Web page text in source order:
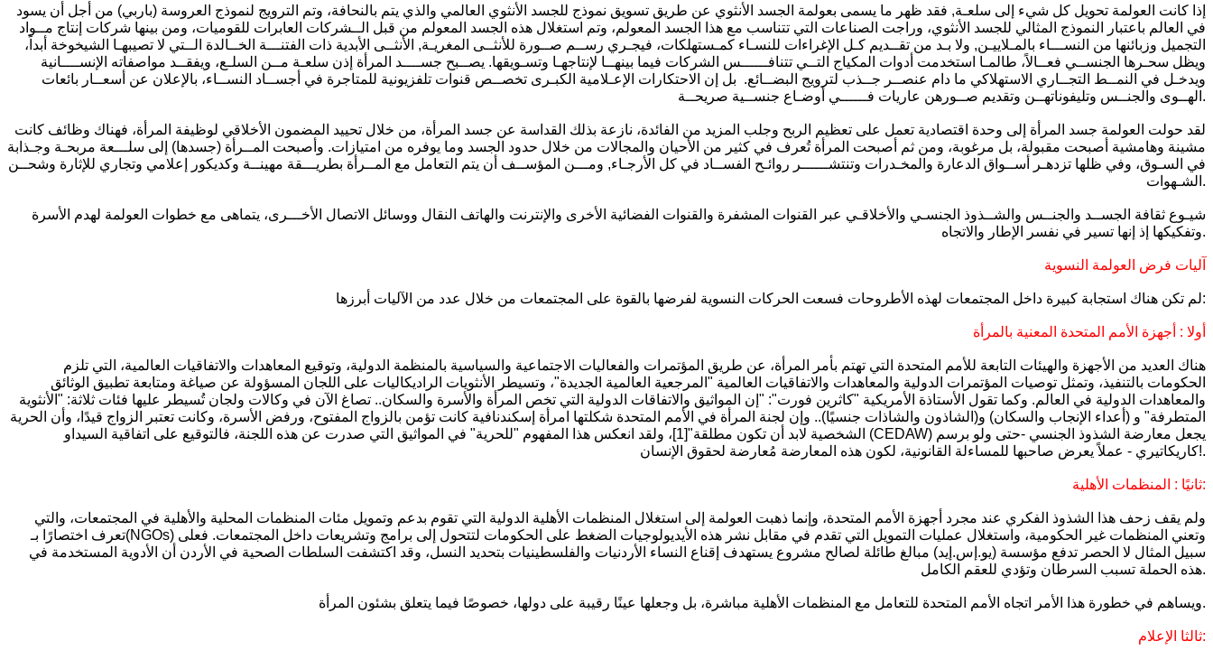
إذا كانت العولمة تحويل كل شيء إلى سلعـة, فقد ظهر ما يسمى بعولمة الجسد الأنثوي عن طريق تسويق نموذج للجسد الأنثوي العالمي والذي يتم بالنحافة، وتم الترويج لنموذج العروسة (باربي) من أجل أن يسود
في العالم باعتبار النموذج المثالي للجسد الأنثوي، وراجت الصناعات التي تتناسب مع هذا الجسد المعولم، وتم استغلال هذه الجسد المعولم من قبل الــشركات العابرات للقوميات، ومن بينها شركات إنتاج مــواد
التجميل وزبائنها من النســـاء بالمـلاييـن, ولا بـد من تقــديم كـل الإغراءات للنسـاء كمـستهلكات، فيجـري رســم صــورة للأنثــى المغريـة, الأنثــى الأبدية ذات الفتنـــة الخــالدة الــتي لا تصيبهـا الشيخوخة أبداً،
ويظل سحـرها الجنســي فعــالاً، طالمـا استخدمت أدوات المكياج التــي تتنافــــــس الشركات فيما بينهــا لإنتاجهـا وتسـويقها. يصــبح جســــد المرأة إذن سلعـة مــن السلـع، ويفقــد مواصفاته الإنســــانية
ويدخـل في النمــط التجــاري الاستهلاكي ما دام عنصــر جــذب لترويج البضــائع. بل إن الاحتكارات الإعـلامية الكبـرى تخصــص قنوات تلفزيونية للمتاجرة في أجســاد النســاء، بالإعلان عن أسعــار بائعات
الهــوى والجنــس وتليفوناتهــن وتقديم صــورهن عاريات فــــــي أوضـاع جنســية صريحــة.
لقد حولت العولمة جسد المرأة إلى وحدة اقتصادية تعمل على تعظيم الربح وجلب المزيد من الفائدة، نازعة بذلك القداسة عن جسد المرأة، من خلال تحييد المضمون الأخلاقي لوظيفة المرأة، فهناك وظائف كانت
مشينة وهامشية أصبحت مقبولة، بل مرغوبة، ومن ثم أصبحت المرأة تُعرف في كثير من الأحيان والمجالات من خلال حدود الجسد وما يوفره من امتيازات. وأصبحت المــرأة (جسدها) إلى سلـــعة مربحـة وجـذابة
في السـوق، وفي ظلها تزدهـر أســواق الدعارة والمخـدرات وتنتشــــــر روائـح الفســاد في كل الأرجـاء, ومـــن المؤســف أن يتم التعامل مع المــرأة بطريـــقة مهينــة وكديكور إعلامي وتجاري للإثارة وشحــن
الشـهوات.
شيـوع ثقافة الجســد والجنــس والشــذوذ الجنسـي والأخلاقـي عبر القنوات المشفرة والقنوات الفضائية الأخرى والإنترنت والهاتف النقال ووسائل الاتصال الأخـــرى، يتماهى مع خطوات العولمة لهدم الأسرة
وتفكيكها إذ إنها تسير في نفسر الإطار والاتجاه.
آليات فرض العولمة النسوية
لم تكن هناك استجابة كبيرة داخل المجتمعات لهذه الأطروحات فسعت الحركات النسوية لفرضها بالقوة على المجتمعات من خلال عدد من الآليات أبرزها:
أولا : أجهزة الأمم المتحدة المعنية بالمرأة
هناك العديد من الأجهزة والهيئات التابعة للأمم المتحدة التي تهتم بأمر المرأة، عن طريق المؤتمرات والفعاليات الاجتماعية والسياسية بالمنظمة الدولية، وتوقيع المعاهدات والاتفاقيات العالمية، التي تلزم
الحكومات بالتنفيذ، وتمثل توصيات المؤتمرات الدولية والمعاهدات والاتفاقيات العالمية "المرجعية العالمية الجديدة"، وتسيطر الأنثويات الراديكاليات على اللجان المسؤولة عن صياغة ومتابعة تطبيق الوثائق
والمعاهدات الدولية في العالم. وكما تقول الأستاذة الأمريكية "كاثرين فورت": "إن المواثيق والاتفاقات الدولية التي تخص المرأة والأسرة والسكان.. تصاغ الآن في وكالات ولجان تُسيطر عليها فئات ثلاثة: "الأنثوية
المتطرفة" و (أعداء الإنجاب والسكان) و(الشاذون والشاذات جنسيًا).. وإن لجنة المرأة في الأمم المتحدة شكلتها امرأة إسكندنافية كانت تؤمن بالزواج المفتوح، ورفض الأسرة، وكانت تعتبر الزواج قيدًا، وأن الحرية
الشخصية لابد أن تكون مطلقة"[1]، ولقد انعكس هذا المفهوم "للحرية" في المواثيق التي صدرت عن هذه اللجنة، فالتوقيع على اتفاقية السيداو (CEDAW) يجعل معارضة الشذوذ الجنسي -حتى ولو برسم
كاريكاتيري - عملاً يعرض صاحبها للمساءلة القانونية، لكون هذه المعارضة مُعارضة لحقوق الإنسان!.
ثانيًا : المنظمات الأهلية:
ولم يقف زحف هذا الشذوذ الفكري عند مجرد أجهزة الأمم المتحدة، وإنما ذهبت العولمة إلى استغلال المنظمات الأهلية الدولية التي تقوم بدعم وتمويل مئات المنظمات المحلية والأهلية في المجتمعات، والتي
تعرف اختصارًا بـ(NGOs) وتعني المنظمات غير الحكومية، واستغلال عمليات التمويل التي تقدم في مقابل نشر هذه الأيديولوجيات الضغط على الحكومات لتتحول إلى برامج وتشريعات داخل المجتمعات. فعلى
سبيل المثال لا الحصر تدفع مؤسسة (يو.إس.إيد) مبالغ طائلة لصالح مشروع يستهدف إقناع النساء الأردنيات والفلسطينيات بتحديد النسل، وقد اكتشفت السلطات الصحية في الأردن أن الأدوية المستخدمة في
هذه الحملة تسبب السرطان وتؤدي للعقم الكامل.
ويساهم في خطورة هذا الأمر اتجاه الأمم المتحدة للتعامل مع المنظمات الأهلية مباشرة، بل وجعلها عينًا رقيبة على دولها، خصوصًا فيما يتعلق بشئون المرأة.
ثالثا الإعلام: